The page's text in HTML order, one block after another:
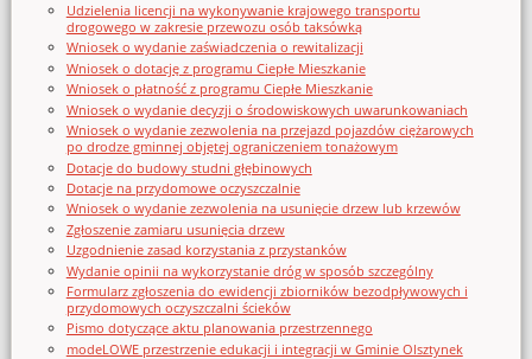
Udzielenia licencji na wykonywanie krajowego transportu
drogowego w zakresie przewozu osób taksówką
Wniosek o wydanie zaświadczenia o rewitalizacji
Wniosek o dotację z programu Ciepłe Mieszkanie
Wniosek o płatność z programu Ciepłe Mieszkanie
Wniosek o wydanie decyzji o środowiskowych uwarunkowaniach
Wniosek o wydanie zezwolenia na przejazd pojazdów ciężarowych
po drodze gminnej objętej ograniczeniem tonażowym
Dotacje do budowy studni głębinowych
Dotacje na przydomowe oczyszczalnie
Wniosek o wydanie zezwolenia na usunięcie drzew lub krzewów
Zgłoszenie zamiaru usunięcia drzew
Uzgodnienie zasad korzystania z przystanków
Wydanie opinii na wykorzystanie dróg w sposób szczególny
Formularz zgłoszenia do ewidencji zbiorników bezodpływowych i
przydomowych oczyszczalni ścieków
Pismo dotyczące aktu planowania przestrzennego
modeLOWE przestrzenie edukacji i integracji w Gminie Olsztynek